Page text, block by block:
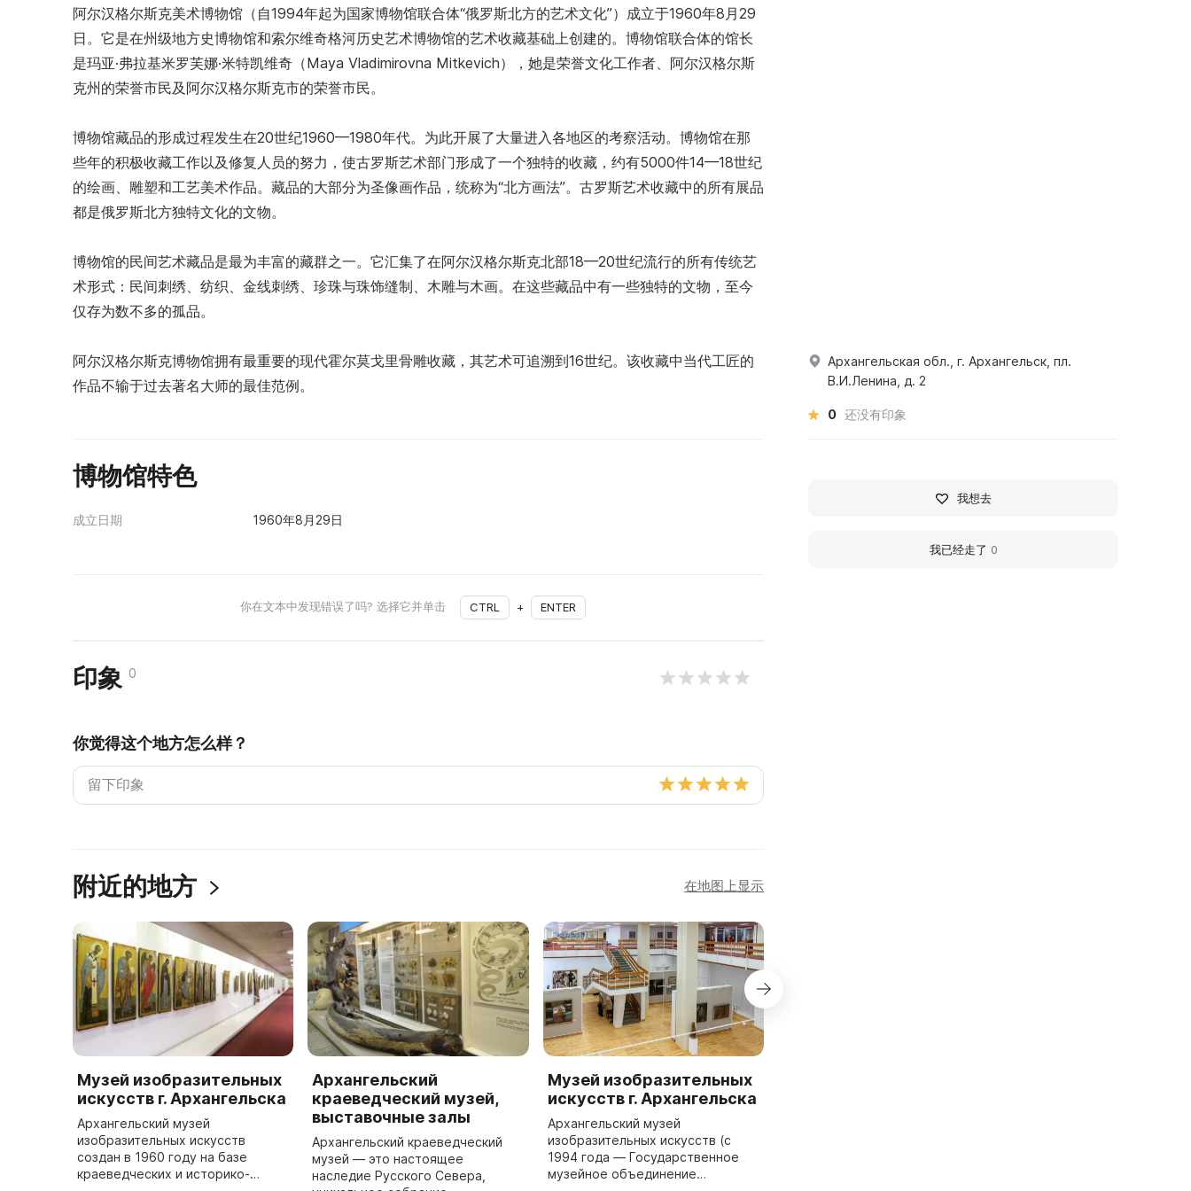
阿尔汉格尔斯克美术博物馆（自1994年起为国家博物馆联合体“俄罗斯北方的艺术文化”）成立于1960年8月29
日。它是在州级地方史博物馆和索尔维奇格河历史艺术博物馆的艺术收藏基础上创建的。博物馆联合体的馆长
是玛亚·弗拉基米罗芙娜·米特凯维奇（Maya Vladimirovna Mitkevich），她是荣誉文化工作者、阿尔汉格尔斯
克州的荣誉市民及阿尔汉格尔斯克市的荣誉市民。
博物馆藏品的形成过程发生在20世纪1960—1980年代。为此开展了大量进入各地区的考察活动。博物馆在那
些年的积极收藏工作以及修复人员的努力，使古罗斯艺术部门形成了一个独特的收藏，约有5000件14—18世纪
的绘画、雕塑和工艺美术作品。藏品的大部分为圣像画作品，统称为“北方画法”。古罗斯艺术收藏中的所有展品
都是俄罗斯北方独特文化的文物。
博物馆的民间艺术藏品是最为丰富的藏群之一。它汇集了在阿尔汉格尔斯克北部18—20世纪流行的所有传统艺
术形式：民间刺绣、纺织、金线刺绣、珍珠与珠饰缝制、木雕与木画。在这些藏品中有一些独特的文物，至今
仅存为数不多的孤品。
阿尔汉格尔斯克博物馆拥有最重要的现代霍尔莫戈里骨雕收藏，其艺术可追溯到16世纪。该收藏中当代工匠的
作品不输于过去著名大师的最佳范例。
博物馆特色
成立日期 1960年8月29日
你在文本中发现错误了吗? 选择它并单击 CTRL + ENTER
印象 0
你觉得这个地方怎么样？
附近的地方 在地图上显示
Музей изобразительных
искусств г. Архангельска
Архангельский музей
изобразительных искусств
создан в 1960 году на базе
краеведческих и историко-
Архангельский
краеведческий музей,
выставочные залы
Архангельский краеведческий
музей — это настоящее
наследие Русского Севера,
Музей изобразительных
искусств г. Архангельска
Архангельский музей
изобразительных искусств (с
1994 года — Государственное
музейное объединение
Архангельская обл., г. Архангельск, пл.
В.И.Ленина, д. 2
0 还没有印象
我想去
我已经走了 0